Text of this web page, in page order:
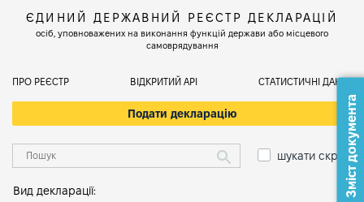
ЄДИНИЙ ДЕРЖАВНИЙ РЕЄСТР ДЕКЛАРАЦІЙ
осіб, уповноважених на виконання функцій держави або місцевого
самоврядування
ПРО РЕЄСТР ВІДКРИТИЙ АРІ СТАТИСТИЧНІ ДАНІ
Подати декларацію
шукати скрізь
Вид декларації: Зміст документа